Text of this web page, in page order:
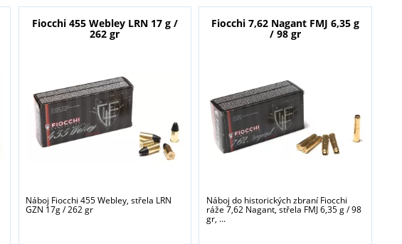
Fiocchi 455 Webley LRN 17 g /
262 gr
Náboj Fiocchi 455 Webley, střela LRN
GZN 17g / 262 gr
Fiocchi 7,62 Nagant FMJ 6,35 g
/ 98 gr
Náboj do historických zbraní Fiocchi
ráže 7,62 Nagant, střela FMJ 6,35 g / 98
gr, ...